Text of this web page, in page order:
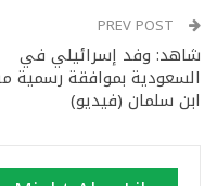
شاهد: وفد إسرائيلي في
السعودية بموافقة رسمية
ابن سلمان (فيديو)